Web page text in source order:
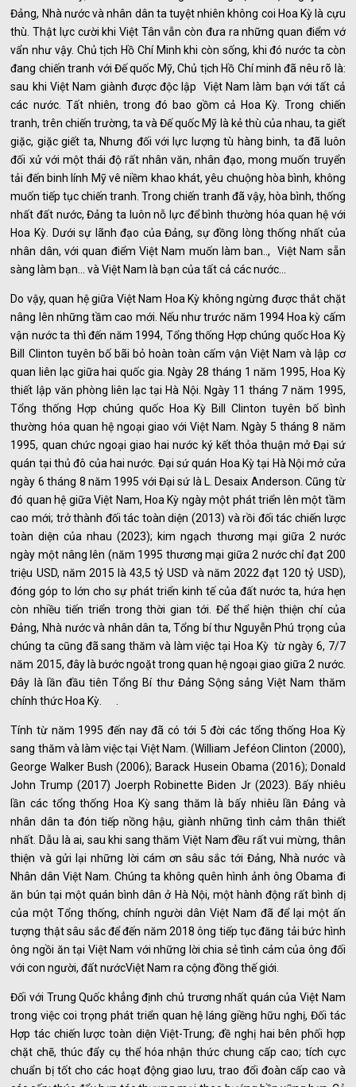
Đảng, Nhà nước và nhân dân ta tuyệt nhiên không coi Hoa Kỳ là cựu
thù. Thật lực cười khi Việt Tân vẫn còn đưa ra những quan điểm vớ
vẩn như vậy. Chủ tịch Hồ Chí Minh khi còn sống, khi đó nước ta còn
đang chiến tranh với Đế quốc Mỹ, Chủ tịch Hồ Chí minh đã nêu rõ là:
sau khi Việt Nam giành được độc lập Việt Nam làm bạn với tất cả
các nước. Tất nhiên, trong đó bao gồm cả Hoa Kỳ. Trong chiến
tranh, trên chiến trường, ta và Đế quốc Mỹ là kẻ thù của nhau, ta giết
giặc, giặc giết ta, Nhưng đối với lực lượng tù hàng binh, ta đã luôn
đối xử với một thái độ rất nhân văn, nhân đạo, mong muốn truyển
tải đến binh lính Mỹ vê niềm khao khát, yêu chuộng hòa bình, không
muốn tiếp tục chiến tranh. Trong chiến tranh đã vậy, hòa bình, thống
nhất đất nước, Đảng ta luôn nỗ lực để bình thường hóa quan hệ với
Hoa Kỳ. Dưới sự lãnh đạo của Đảng, sự đồng lòng thống nhất của
nhân dân, với quan điểm Việt Nam muốn làm ban.., Việt Nam sẵn
sàng làm bạn... và Việt Nam là bạn của tất cả các nước...
Do vậy, quan hệ giữa Việt Nam Hoa Kỳ không ngừng được thắt chặt
nâng lên những tầm cao mới. Nếu như trước năm 1994 Hoa kỳ cấm
vận nước ta thì đến năm 1994, Tổng thống Hợp chúng quốc Hoa Kỳ
Bill Clinton tuyên bố bãi bỏ hoàn toàn cấm vận Việt Nam và lập cơ
quan liên lạc giữa hai quốc gia. Ngày 28 tháng 1 năm 1995, Hoa Kỳ
thiết lập văn phòng liên lạc tại Hà Nội. Ngày 11 tháng 7 năm 1995,
Tổng thống Hợp chúng quốc Hoa Kỳ Bill Clinton tuyên bố bình
thường hóa quan hệ ngoại giao với Việt Nam. Ngày 5 tháng 8 năm
1995, quan chức ngoại giao hai nước ký kết thỏa thuận mở Đại sứ
quán tại thủ đô của hai nước. Đại sứ quán Hoa Kỳ tại Hà Nội mở cửa
ngày 6 tháng 8 năm 1995 với Đại sứ là L. Desaix Anderson. Cũng từ
đó quan hệ giữa Việt Nam, Hoa Kỳ ngày một phát triển lên một tầm
cao mới; trở thành đối tác toàn diện (2013) và rồi đối tác chiến lược
toàn diện của nhau (2023); kim ngạch thương mại giữa 2 nước
ngày một nâng lên (năm 1995 thương mại giữa 2 nước chỉ đạt 200
triệu USD, năm 2015 là 43,5 tỷ USD và năm 2022 đạt 120 tỷ USD),
đóng góp to lớn cho sự phát triển kinh tế của đất nước ta, hứa hẹn
còn nhiều tiến triển trong thời gian tới. Để thể hiện thiện chí của
Đảng, Nhà nước và nhân dân ta, Tổng bí thư Nguyễn Phú trọng của
chúng ta cũng đã sang thăm và làm việc tại Hoa Kỳ từ ngày 6, 7/7
năm 2015, đây là bước ngoặt trong quan hệ ngoại giao giữa 2 nước.
Đây là lần đầu tiên Tổng Bí thư Đảng Sộng sảng Việt Nam thăm
chính thức Hoa Kỳ. .
Tính từ năm 1995 đến nay đã có tới 5 đời các tổng thống Hoa Kỳ
sang thăm và làm việc tại Việt Nam. (William Jeféon Clinton (2000),
George Walker Bush (2006); Barack Husein Obama (2016); Donald
John Trump (2017) Joerph Robinette Biden Jr (2023). Bấy nhiêu
lần các tổng thống Hoa Kỳ sang thăm là bấy nhiêu lần Đảng và
nhân dân ta đón tiếp nồng hậu, giành những tình cảm thân thiết
nhất. Dẫu là ai, sau khi sang thăm Việt Nam đều rất vui mừng, thân
thiện và gửi lại những lời cám ơn sâu sắc tới Đảng, Nhà nước và
Nhân dân Việt Nam. Chúng ta không quên hình ảnh ông Obama đi
ăn bún tại một quán bình dân ở Hà Nội, một hành động rất bình dị
của một Tổng thống, chính người dân Việt Nam đã để lại một ấn
tượng thật sâu sắc để đến năm 2018 ông tiếp tục đăng tải bức hình
ông ngồi ăn tại Việt Nam với những lời chia sẻ tình cảm của ông đối
với con người, đất nướcViệt Nam ra cộng đồng thế giới.
Đối với Trung Quốc khẳng định chủ trương nhất quán của Việt Nam
trong việc coi trọng phát triển quan hệ láng giềng hữu nghị, Đối tác
Hợp tác chiến lược toàn diện Việt-Trung; đề nghị hai bên phối hợp
chặt chẽ, thúc đẩy cụ thể hóa nhận thức chung cấp cao; tích cực
chuẩn bị tốt cho các hoạt động giao lưu, trao đổi đoàn cấp cao và